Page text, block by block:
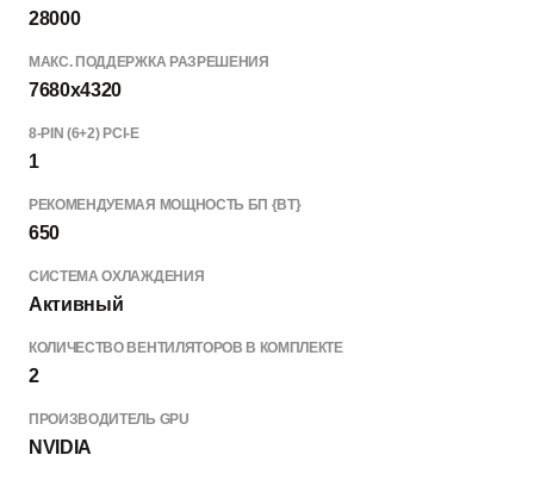
28000
МАКС. ПОДДЕРЖКА РАЗРЕШЕНИЯ
7680x4320
8-PIN (6+2) PCI-E
1
РЕКОМЕНДУЕМАЯ МОЩНОСТЬ БП {ВТ}
650
СИСТЕМА ОХЛАЖДЕНИЯ
Активный
КОЛИЧЕСТВО ВЕНТИЛЯТОРОВ В КОМПЛЕКТЕ
2
ПРОИЗВОДИТЕЛЬ GPU
NVIDIA